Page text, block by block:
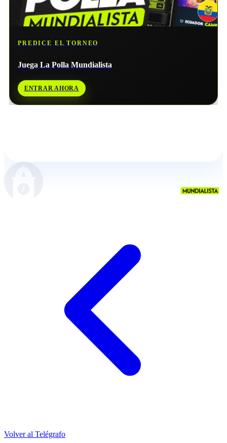
PREDICE EL TORNEO
Juega La Polla Mundialista
ENTRAR AHORA
Volver al Telégrafo